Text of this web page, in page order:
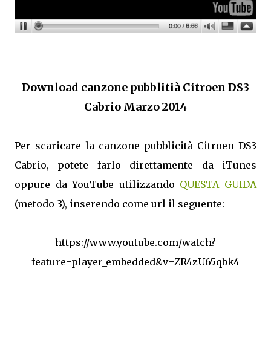
Download canzone pubblitià Citroen DS3
Cabrio Marzo 2014
Per scaricare la canzone pubblicità Citroen DS3
Cabrio, potete farlo direttamente da iTunes
oppure da YouTube utilizzando QUESTA GUIDA
(metodo 3), inserendo come url il seguente:
https://www.youtube.com/watch?
feature=player_embedded&v=ZR4zU65qbk4